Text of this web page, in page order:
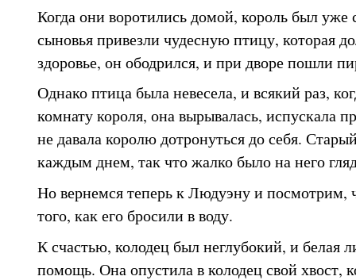
Когда они воротились домой, король был уже
сыновья привезли чудесную птицу, которая
здоровье, он ободрился, и при дворе пошли
Однако птица была невесела, и всякий раз,
комнату короля, она вырывалась, испускала
не давала королю дотронуться до себя.
каждым днем, так что жалко было на него
Но вернемся теперь к Людуэну и посмотрим,
того, как его бросили в воду.
К счастью, колодец был неглубокий, и белая
помощь. Она опустила в колодец свой хвост,